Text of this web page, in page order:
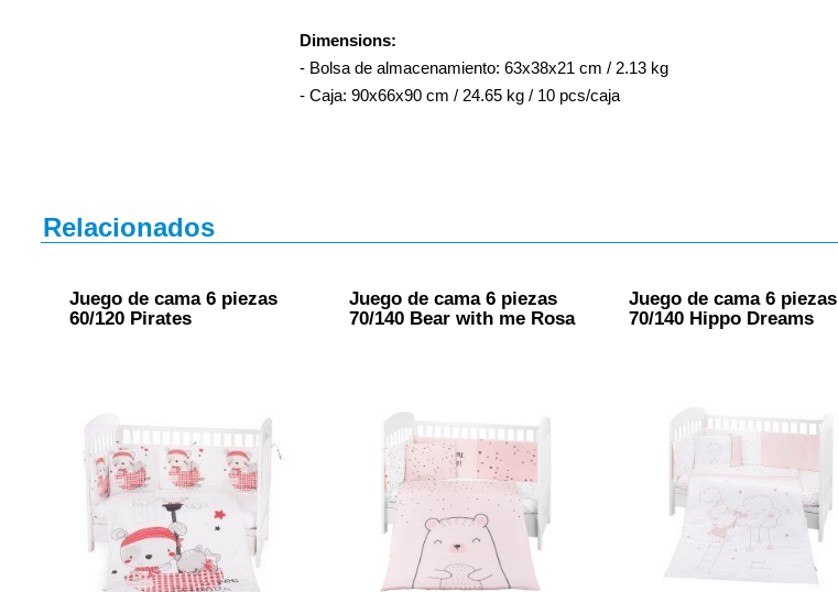
Dimensions:
- Bolsa de almacenamiento: 63x38x21 cm / 2.13 kg
- Caja: 90x66x90 cm / 24.65 kg / 10 pcs/caja
Relacionados
Juego de cama 6 piezas
60/120 Pirates
Juego de cama 6 piezas
70/140 Bear with me Rosa
Juego de cama 6 piezas
70/140 Hippo Dreams